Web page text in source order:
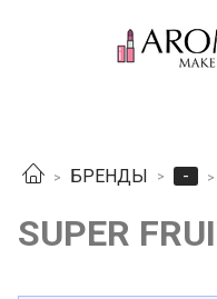
БРЕНДЫ -
SUPER